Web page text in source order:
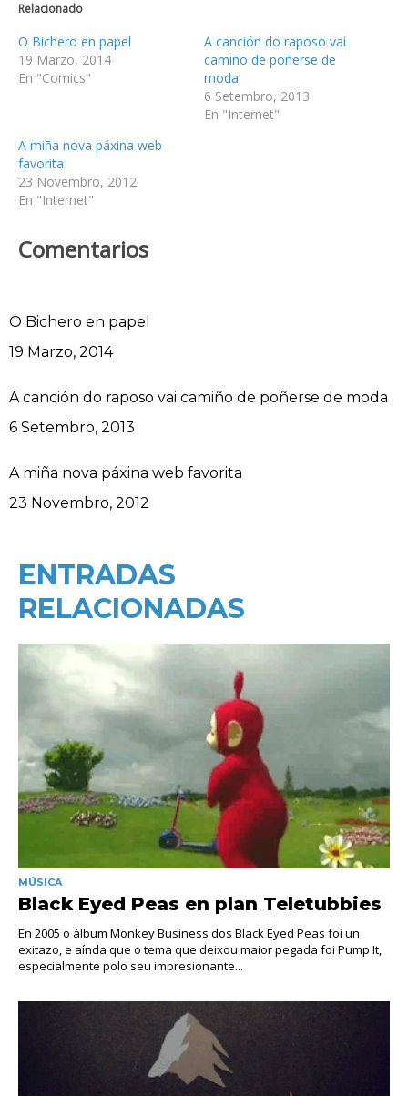
Relacionado
O Bichero en papel
19 Marzo, 2014
En "Comics"
A canción do raposo vai
camiño de poñerse de
moda
6 Setembro, 2013
En "Internet"
A miña nova páxina web
favorita
23 Novembro, 2012
En "Internet"
Comentarios
O Bichero en papel
Data
19 Marzo, 2014
A canción do raposo vai camiño de poñerse de moda
Data
6 Setembro, 2013
A miña nova páxina web favorita
Data
23 Novembro, 2012
ENTRADAS
RELACIONADAS
MÚSICA
Black Eyed Peas en plan Teletubbies
En 2005 o álbum Monkey Business dos Black Eyed Peas foi un
exitazo, e aínda que o tema que deixou maior pegada foi Pump It,
especialmente polo seu impresionante...